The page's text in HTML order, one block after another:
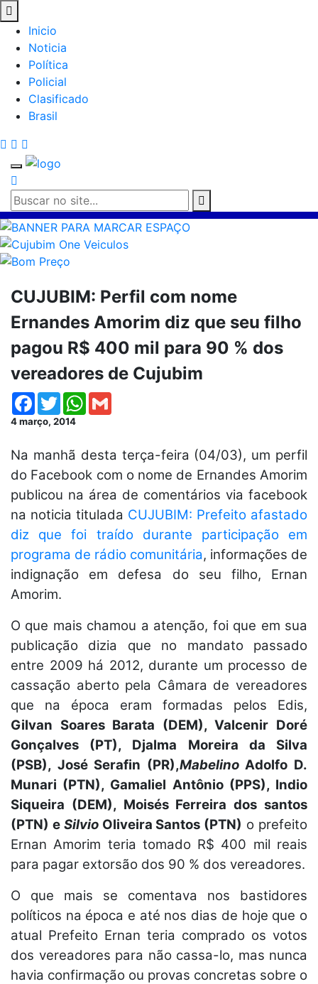
Inicio
Noticia
Política
Policial
Clasificado
Brasil
CUJUBIM: Perfil com nome
Ernandes Amorim diz que seu filho
pagou R$ 400 mil para 90 % dos
vereadores de Cujubim
Facebook
TwitterWhatsApp
4 março, 2014
Na manhã desta terça-feira (04/03), um perfil
do Facebook com o nome de Ernandes Amorim
publicou na área de comentários via facebook
na noticia titulada CUJUBIM: Prefeito afastado
diz que foi traído durante participação em
programa de rádio comunitária, informações de
indignação em defesa do seu filho, Ernan
Amorim.
O que mais chamou a atenção, foi que em sua
publicação dizia que no mandato passado
entre 2009 há 2012, durante um processo de
cassação aberto pela Câmara de vereadores
que na época eram formadas pelos Edis,
Gilvan Soares Barata (DEM), Valcenir Doré
Gonçalves (PT), Djalma Moreira da Silva
(PSB), José Serafin (PR),MabelinoAdolfo D.
Munari (PTN), Gamaliel Antônio (PPS), Indio
Siqueira (DEM), Moisés Ferreira dos santos
(PTN) e SilvioOliveira Santos (PTN) o prefeito
Ernan Amorim teria tomado R$ 400 mil reais
para pagar extorsão dos 90 % dos vereadores.
O que mais se comentava nos bastidores
políticos na época e até nos dias de hoje que o
atual Prefeito Ernan teria comprado os votos
dos vereadores para não cassa-lo, mas nunca
havia confirmação ou provas concretas sobre o